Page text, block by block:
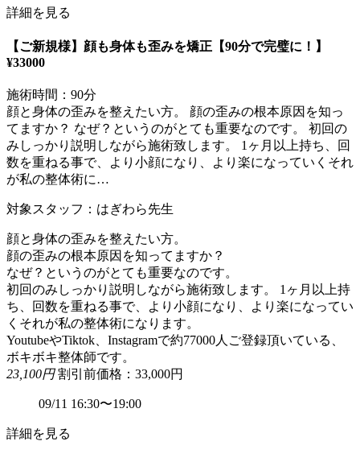
詳細を見る
【ご新規様】顔も身体も歪みを矯正【90分で完璧に！】
¥33000
施術時間：90分
顔と身体の歪みを整えたい方。 顔の歪みの根本原因を知っ
てますか？ なぜ？というのがとても重要なのです。 初回の
みしっかり説明しながら施術致します。 1ヶ月以上持ち、回
数を重ねる事で、より小顔になり、より楽になっていくそれ
が私の整体術に…
対象スタッフ：はぎわら先生
顔と身体の歪みを整えたい方。
顔の歪みの根本原因を知ってますか？
なぜ？というのがとても重要なのです。
初回のみしっかり説明しながら施術致します。 1ヶ月以上持
ち、回数を重ねる事で、より小顔になり、より楽になってい
くそれが私の整体術になります。
YoutubeやTiktok、Instagramで約77000人ご登録頂いている、
ボキボキ整体師です。
23,100円 割引前価格：33,000円
09/11 16:30〜19:00
詳細を見る